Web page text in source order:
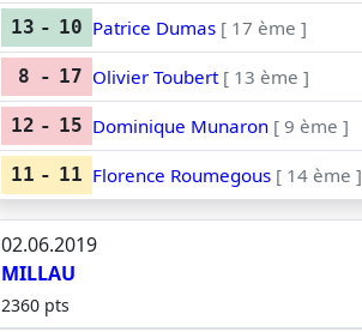
13 - 10 Patrice Dumas [ 17 ème ]
8 - 17 Olivier Toubert [ 13 ème ]
12 - 15 Dominique Munaron [ 9 ème ]
11 - 11 Florence Roumegous [ 14 ème ]
02.06.2019
MILLAU
2360 pts